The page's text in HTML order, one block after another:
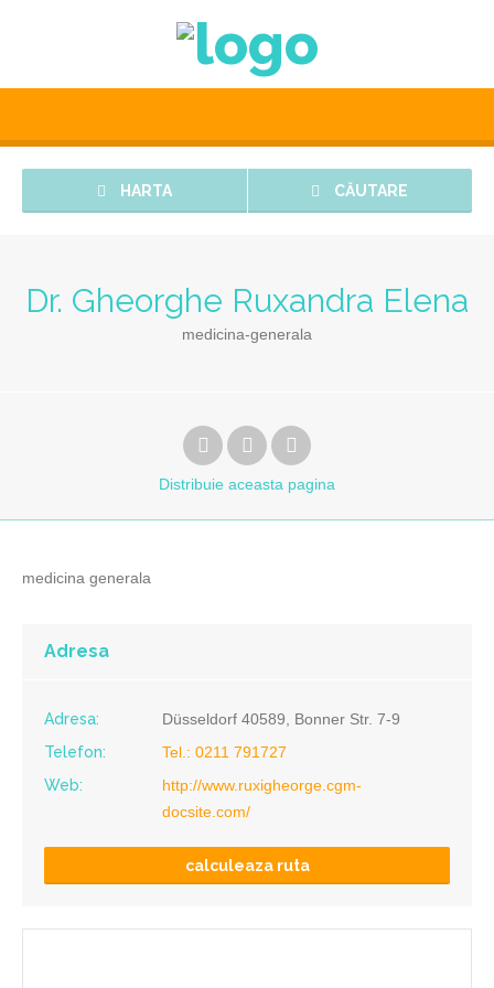
HARTA CĂUTARE
Dr. Gheorghe Ruxandra Elena
medicina-generala
Distribuie aceasta pagina
medicina generala
Adresa
Adresa:
Düsseldorf 40589, Bonner Str. 7-9
Telefon:
Tel.: 0211 791727
Web:
http://www.ruxigheorge.cgm-
docsite.com/
calculeaza ruta